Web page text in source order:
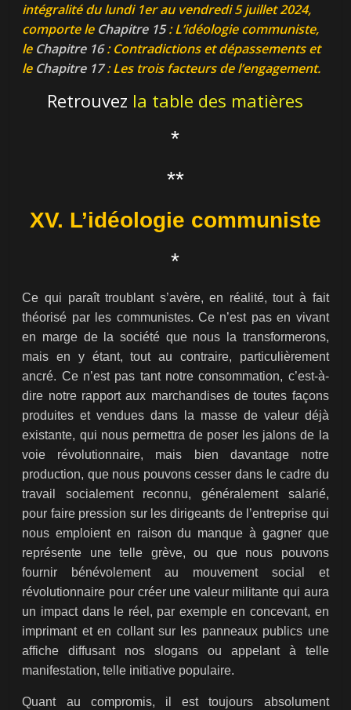
intégralité du lundi 1er au vendredi 5 juillet 2024,
comporte le Chapitre 15:L’idéologie communiste,
le Chapitre 16:Contradictions et dépassementset
le Chapitre 17:Les trois facteurs de l’engagement.
Retrouvez la table des matières
*
**
XV. L’idéologie communiste
*
Ce qui paraît troublant s’avère, en réalité, tout à fait
théorisé par les communistes. Ce n’est pas en vivant
en marge de la société que nous la transformerons,
mais en y étant, tout au contraire, particulièrement
ancré. Ce n’est pas tant notre consommation, c’est-à-
dire notre rapport aux marchandises de toutes façons
produites et vendues dans la masse de valeur déjà
existante, qui nous permettra de poser les jalons de la
voie révolutionnaire, mais bien davantage notre
production, que nous pouvons cesser dans le cadre du
travail socialement reconnu, généralement salarié,
pour faire pression sur les dirigeants de l’entreprise qui
nous emploient en raison du manque à gagner que
représente une telle grève, ou que nous pouvons
fournir bénévolement au mouvement social et
révolutionnaire pour créer une valeur militante qui aura
un impact dans le réel, par exemple en concevant, en
imprimant et en collant sur les panneaux publics une
affiche diffusant nos slogans ou appelant à telle
manifestation, telle initiative populaire.
Quant au compromis, il est toujours absolument